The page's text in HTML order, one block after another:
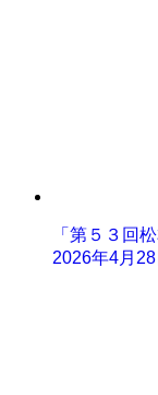
「第５３回
2026年4月28